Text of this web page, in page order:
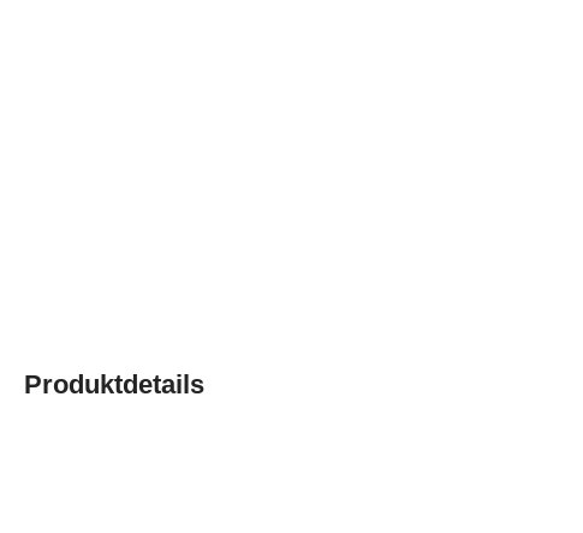
Produktdetails